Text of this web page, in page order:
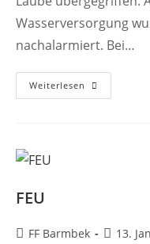
Wasserversorgung
nachalarmiert. Bei…
Weiterlesen
FEU
Beitrags-
FF Barmbek
Beitrag
13.